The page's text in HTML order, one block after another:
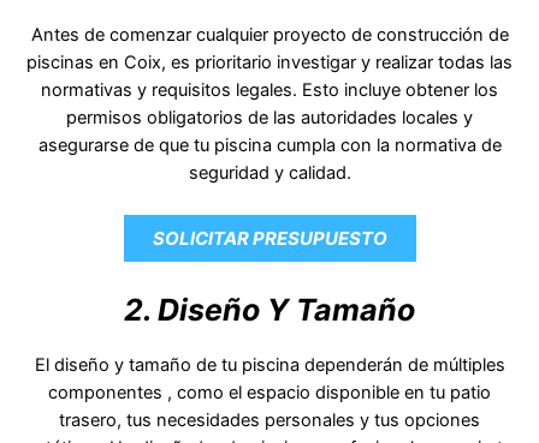
Antes de comenzar cualquier proyecto de construcción de
piscinas en Coix, es prioritario investigar y realizar todas las
normativas y requisitos legales. Esto incluye obtener los
permisos obligatorios de las autoridades locales y
asegurarse de que tu piscina cumpla con la normativa de
seguridad y calidad.
SOLICITAR PRESUPUESTO
2. Diseño Y Tamaño
El diseño y tamaño de tu piscina dependerán de múltiples
componentes , como el espacio disponible en tu patio
trasero, tus necesidades personales y tus opciones